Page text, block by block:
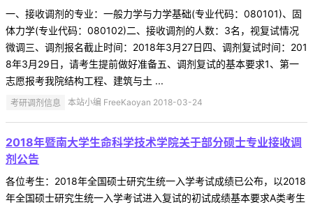
一、接收调剂的专业：一般力学与力学基础(专业代码：080101)、固
体力学(专业代码：080102)二、接收调剂的人数：3名，视复试情况
微调三、调剂报名截止时间：2018年3月27日四、调剂复试时间：201
8年3月29日，请考生提前做好准备五、调剂复试的基本要求1、第一
志愿报考我院结构工程、建筑与土 ...
考研调剂信息 本站小编 FreeKaoyan 2018-03-24
2018年暨南大学生命科学技术学院关于部分硕士专业接收调
剂公告
各位考生：2018年全国硕士研究生统一入学考试成绩已公布，以2018
年全国硕士研究生统一入学考试进入复试的初试成绩基本要求A类考生